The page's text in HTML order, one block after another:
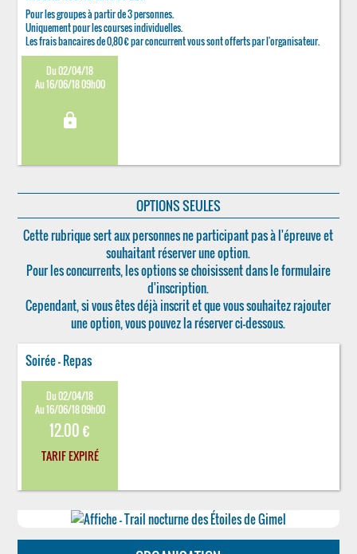
Pour les groupes à partir de 3 personnes.
Uniquement pour les courses individuelles.
Les frais bancaires de 0,80 € par concurrent vous sont offerts par l'organisateur.
Du 02/04/18
Au 16/06/18 09h00
lock
OPTIONS SEULES
Cette rubrique sert aux personnes ne participant pas à l'épreuve et
souhaitant réserver une option.
Pour les concurrents, les options se choisissent dans le formulaire
d'inscription.
Cependant, si vous êtes déjà inscrit et que vous souhaitez rajouter
une option, vous pouvez la réserver ci-dessous.
Soirée - Repas
Du 02/04/18
Au 16/06/18 09h00
12.00 €
TARIF EXPIRÉ